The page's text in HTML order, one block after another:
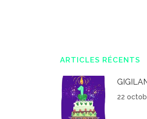
ARTICLES RÉCENTS
22